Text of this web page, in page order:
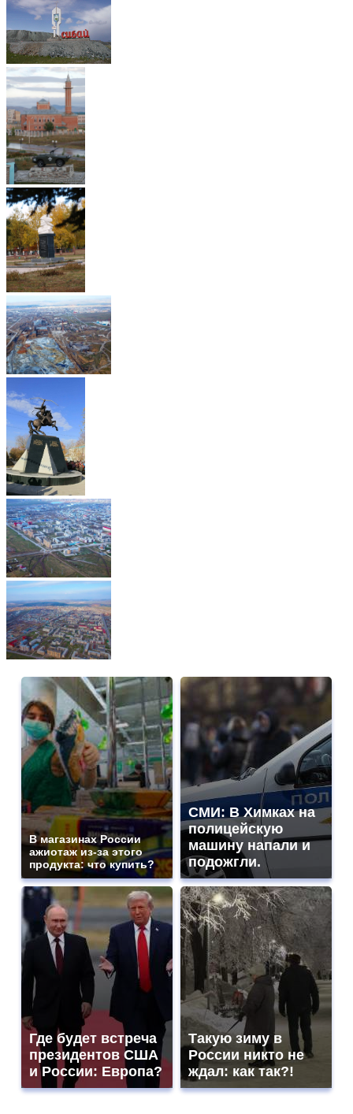
В магазинах России
ажиотаж из-за этого
продукта: что купить?
СМИ: В Химках на
полицейскую
машину напали и
подожгли.
Где будет встреча
президентов США
и России: Европа?
Такую зиму в
России никто не
ждал: как так?!